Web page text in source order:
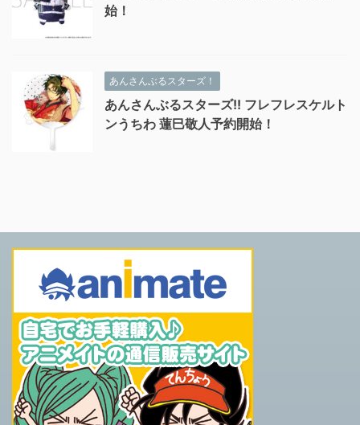
始！
あんさんぶるスターズ！
あんさんぶるスターズ!! フレフレスケルト
ンうちわ 蓮巳敬人予約開始！